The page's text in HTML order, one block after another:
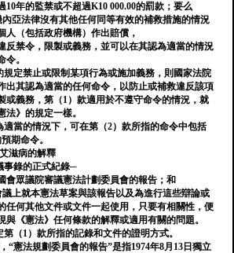
10年的監禁或不超過K10 000.00的罰款；要么
亞法律沒有其他任何同等有效的補救措施的情況
人（包括政府機構）作出賠償，
反禁令，限製或義務，並可以在其認為適當的情況
令。
規定禁止或限制某項行為或施加義務，則國家法院
出其認為適當的任何命令，以防止或補救違反該項
或義務，第（1）款適用於不遵守命令的情況，就
法》的規定一樣。
適當的情況下，可在第（2）款所指的命令中包括
期命令。
滋病的解釋
事錄的正式紀錄─
會眾議院審議憲法計劃委員會的報告；和
上就本憲法草案與該報告以及為進行這些辯論或
任何其他文件或文件一起使用，只要有相關性，便
與《憲法》任何條款的解釋或適用有關的問題。
（1）款所指的記錄和文件的證明方式。
“憲法規劃委員會的報告”是指1974年8月13日獨立